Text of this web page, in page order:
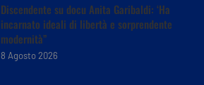
Discendente su docu Anita Garibaldi: ‘Ha
incarnato ideali di libertà e sorprendente
modernità”
8 Agosto 2026